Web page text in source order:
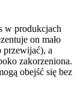
w produkcjach
on mało
przewijać), a
zakorzeniona.
obejść się bez